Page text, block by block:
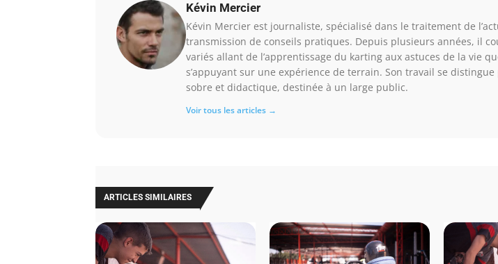
Kévin Mercier
Kévin Mercier est journaliste, spécialisé dans le traitement de
transmission de conseils pratiques. Depuis plusieurs années, il
variés allant de l’apprentissage du karting aux astuces de la vie
s’appuyant sur une expérience de terrain. Son travail se
sobre et didactique, destinée à un large public.
Voir tous les articles →
ARTICLES SIMILAIRES